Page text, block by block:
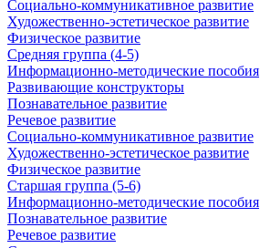
Социально-коммуникативное развитие
Художественно-эстетическое развитие
Физическое развитие
Средняя группа (4-5)
Информационно-методические пособия
Развивающие конструкторы
Познавательное развитие
Речевое развитие
Социально-коммуникативное развитие
Художественно-эстетическое развитие
Физическое развитие
Старшая группа (5-6)
Информационно-методические пособия
Познавательное развитие
Речевое развитие